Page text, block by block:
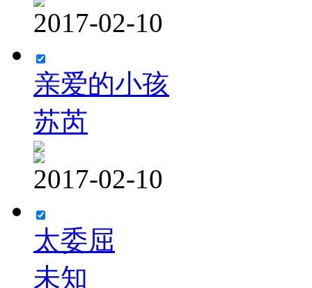
2017-02-10
亲爱的小孩
苏芮
2017-02-10
太委屈
未知